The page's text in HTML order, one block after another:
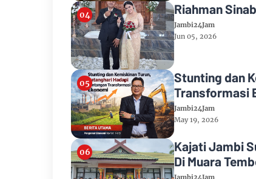
Riahman
Jambi24Jam
Jun 05, 2026
Stunting dan
Transformasi
Jambi24Jam
May 19, 2026
Kajati Jambi
Di Muara
Jambi24Jam